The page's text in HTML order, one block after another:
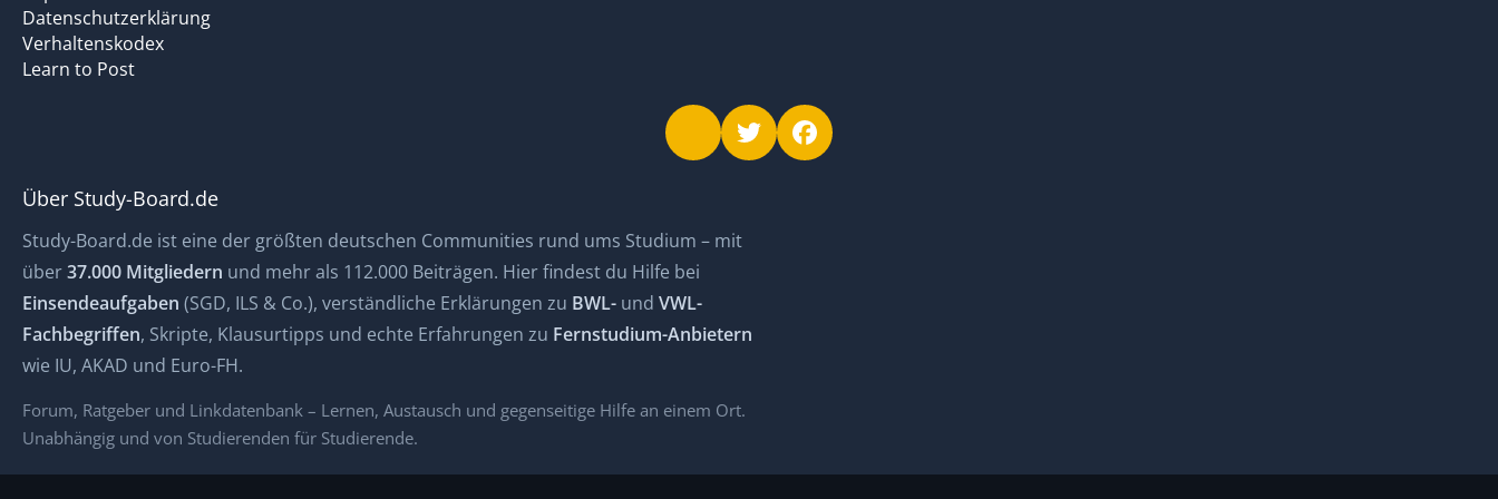
Datenschutzerklärung
Verhaltenskodex
Learn to Post
Über Study-Board.de
Study-Board.de ist eine der größten deutschen Communities rund ums Studium – mit
über37.000 Mitgliedern und mehr als 112.000 Beiträgen. Hier findest du Hilfe bei
Einsendeaufgaben (SGD, ILS & Co.), verständliche Erklärungen zu BWL- und VWL-
Fachbegriffen, Skripte, Klausurtipps und echte Erfahrungen zu Fernstudium-Anbietern
wie IU, AKAD und Euro-FH.
Forum, Ratgeber und Linkdatenbank – Lernen, Austausch und gegenseitige Hilfe an einem Ort.
Unabhängig und von Studierenden für Studierende.